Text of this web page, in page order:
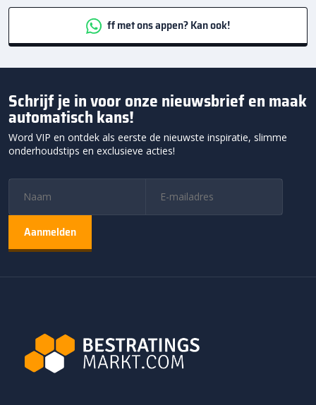
ff met ons appen? Kan ook!
Schrijf je in voor onze nieuwsbrief en maak
automatisch kans!
Word VIP en ontdek als eerste de nieuwste inspiratie, slimme
onderhoudstips en exclusieve acties!